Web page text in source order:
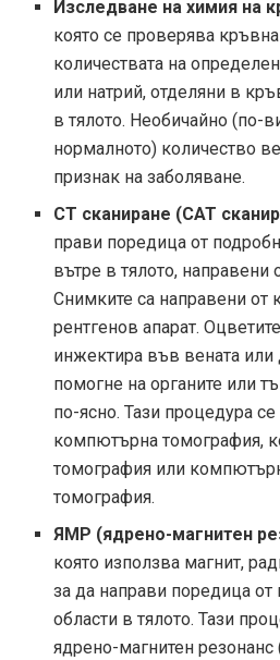
Изследване на химия на
която се проверява
количествата на
или натрий, отделяни в
в тялото. Необичайно (по-
нормалното) количество
признак на заболяване.
CT сканиране (CAT
прави поредица от
вътре в тялото, направени
Снимките са направени от
рентгенов апарат.
инжектира във вената или
помогне на органите или
по-ясно. Тази процедура
компютърна томография,
томография или
томография.
ЯМР (ядрено-магнитен
която използва магнит,
за да направи поредица
области в тялото. Тази
ядрено-магнитен